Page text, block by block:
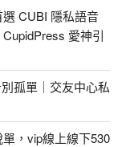
CUBI 隱私語音
愛神引
孤單｜交友中心私
，vip線上線下530